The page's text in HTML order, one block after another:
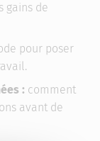
gains de
pour poser
: comment
avant de